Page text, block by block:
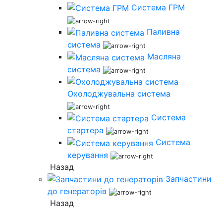
Система ГРМ
Паливна
система
Масляна
система
Охолоджувальна система
Система
стартера
Система
керування
Назад
Запчастини
до генераторів
Назад